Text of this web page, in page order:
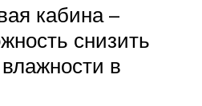
кабина –
снизить
в